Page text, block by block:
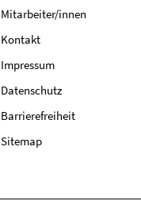
Mitarbeiter/innen
Kontakt
Impressum
Datenschutz
Barrierefreiheit
Sitemap